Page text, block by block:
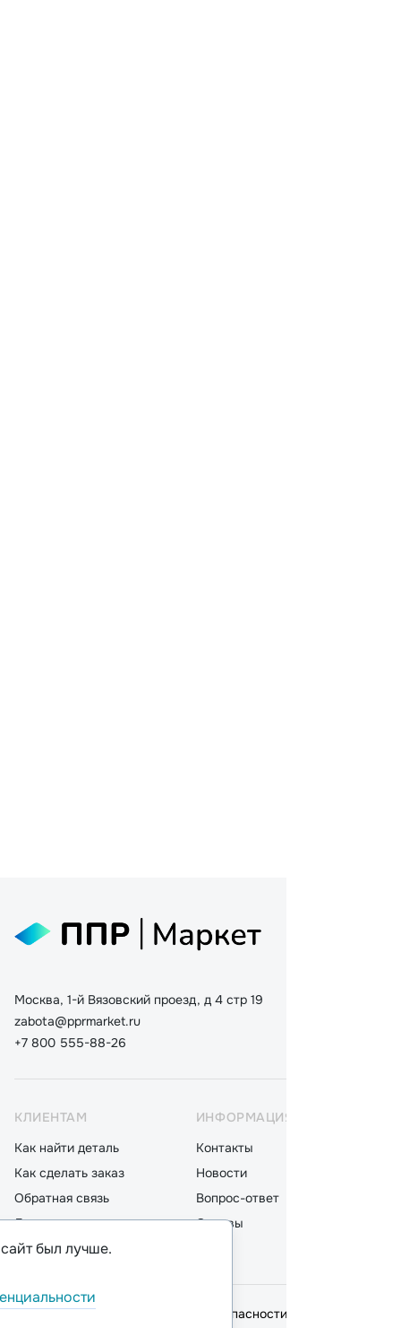
Москва, 1-й Вязовский проезд, д 4 стр 19
zabota@pprmarket.ru
+7 800 555-88-26
КЛИЕНТАМ
Как найти деталь
Как сделать заказ
Обратная связь
Доставка
Оплата
ИНФОРМАЦИЯ
Контакты
Новости
Вопрос-ответ
Отзывы
© 2026,ООО "ППР"
Политика безопасности
был лучше.